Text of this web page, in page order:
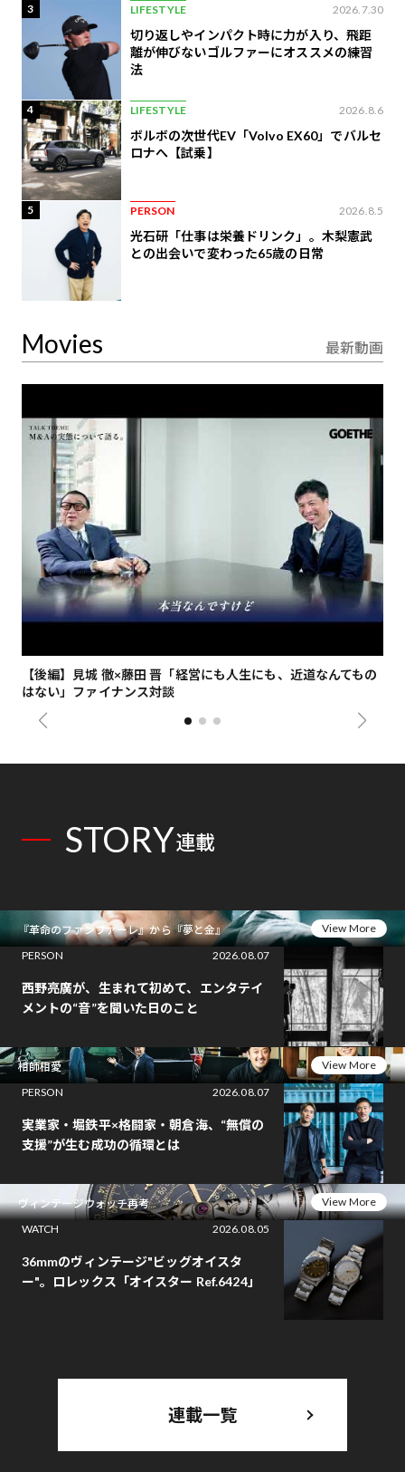
3 LIFESTYLE 2026.7.30
切り返しやインパクト時に力が入り、飛距
離が伸びないゴルファーにオススメの練習
法
4 LIFESTYLE 2026.8.6
ボルボの次世代EV「Volvo EX60」でバルセ
ロナへ【試乗】
5 PERSON 2026.8.5
光石研「仕事は栄養ドリンク」。木梨憲武
との出会いで変わった65歳の日常
Movies 最新動画
【後編】見城 徹×藤田 晋「経営にも人生にも、近道なんてもの
はない」ファイナンス対談
STORY連載
『革命のファンファーレ』から『夢と金』
View More
PERSON
2026.08.07
西野亮廣が、生まれて初めて、エンタテイ
メントの“音”を聞いた日のこと
相師相愛
View More
PERSON
2026.08.07
実業家・堀鉄平×格闘家・朝倉海、“無償の
支援”が生む成功の循環とは
ヴィンテージウォッチ再考
View More
WATCH
2026.08.05
36mmのヴィンテージ"ビッグオイスタ
ー"。ロレックス「オイスター Ref.6424」
連載一覧